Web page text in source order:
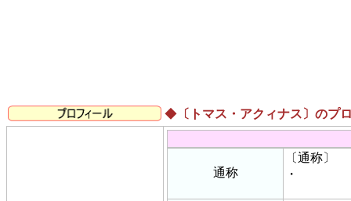
◆ 〔トマス・アクィナス〕のプ
通称
〔通称〕
・